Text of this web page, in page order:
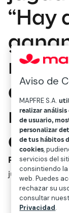
“Hay
no
nivel
Podcast
julio 29, 2021
Aviso de
MAPFRE S.A.
realizar
de usuario,
personalizar
de tus hábitos
cookies,
servicios del
consintiendo
web. Puedes
rechazar su
consultar
Privacidad.